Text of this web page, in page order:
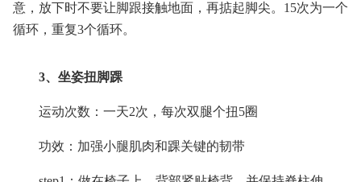
意，放下时不要让脚跟接触地面，再掂起脚尖。15次为一个
循环，重复3个循环。
3、坐姿扭脚踝
运动次数：一天2次，每次双腿个扭5圈
功效：加强小腿肌肉和踝关键的韧带